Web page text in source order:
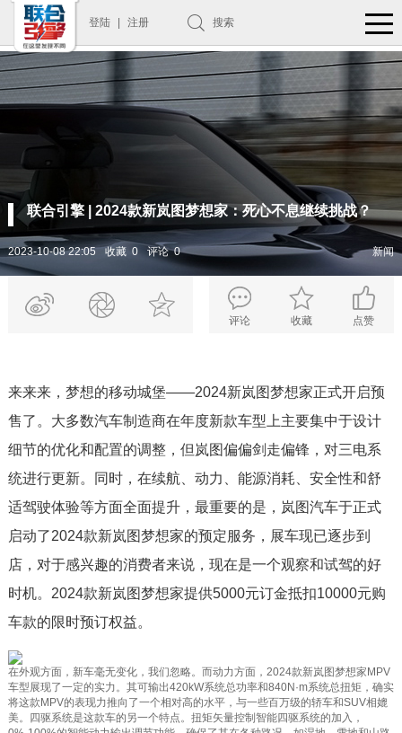
登陆 注册 搜索
联合引擎 | 2024款新岚图梦想家：死心不息继续挑战？
2023-10-08 22:05 收藏 0 评论 0 新闻
评论 收藏 点赞
来来来，梦想的移动城堡——2024新岚图梦想家正式开启预
售了。大多数汽车制造商在年度新款车型上主要集中于设计
细节的优化和配置的调整，但岚图偏偏剑走偏锋，对三电系
统进行更新。同时，在续航、动力、能源消耗、安全性和舒
适驾驶体验等方面全面提升，最重要的是，岚图汽车于正式
启动了2024款新岚图梦想家的预定服务，展车现已逐步到
店，对于感兴趣的消费者来说，现在是一个观察和试驾的好
时机。2024款新岚图梦想家提供5000元订金抵扣10000元购
车款的限时预订权益。
在外观方面，新车毫无变化，我们忽略。而动力方面，2024款新岚图梦想家MPV
车型展现了一定的实力。其可输出420kW系统总功率和840N·m系统总扭矩，确实
将这款MPV的表现力推向了一个相对高的水平，与一些百万级的轿车和SUV相媲
美。四驱系统是这款车的另一个特点。扭矩矢量控制智能四驱系统的加入，